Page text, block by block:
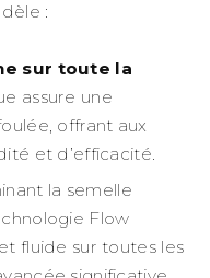
:
sur toute la
assure une
offrant aux
et d’efficacité.
la semelle
Flow
fluide sur toutes les